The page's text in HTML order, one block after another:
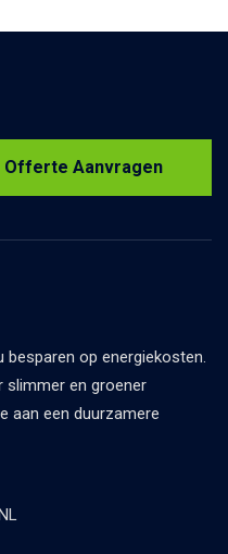
Offerte Aanvragen
besparen op energiekosten.
slimmer en groener
aan een duurzamere